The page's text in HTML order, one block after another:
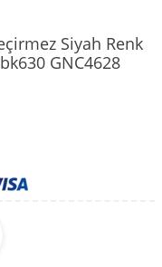
Siyah Renk
GNC4628